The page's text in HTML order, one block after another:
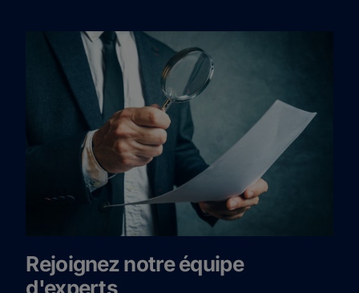
Rejoignez notre équipe
d'experts